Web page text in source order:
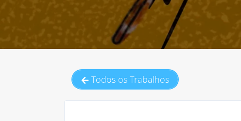
Todos os Trabalhos